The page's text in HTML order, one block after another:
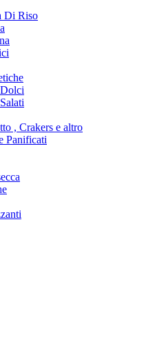
Di Riso
, Crakers e altro
Panificati